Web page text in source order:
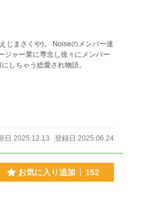
ジャー業に専念し徐々にメンバー
はなく様々な人を虜にしちゃう総愛され物語。
日 2025.12.13 登録日 2025.06.24
お気に入り追加 152